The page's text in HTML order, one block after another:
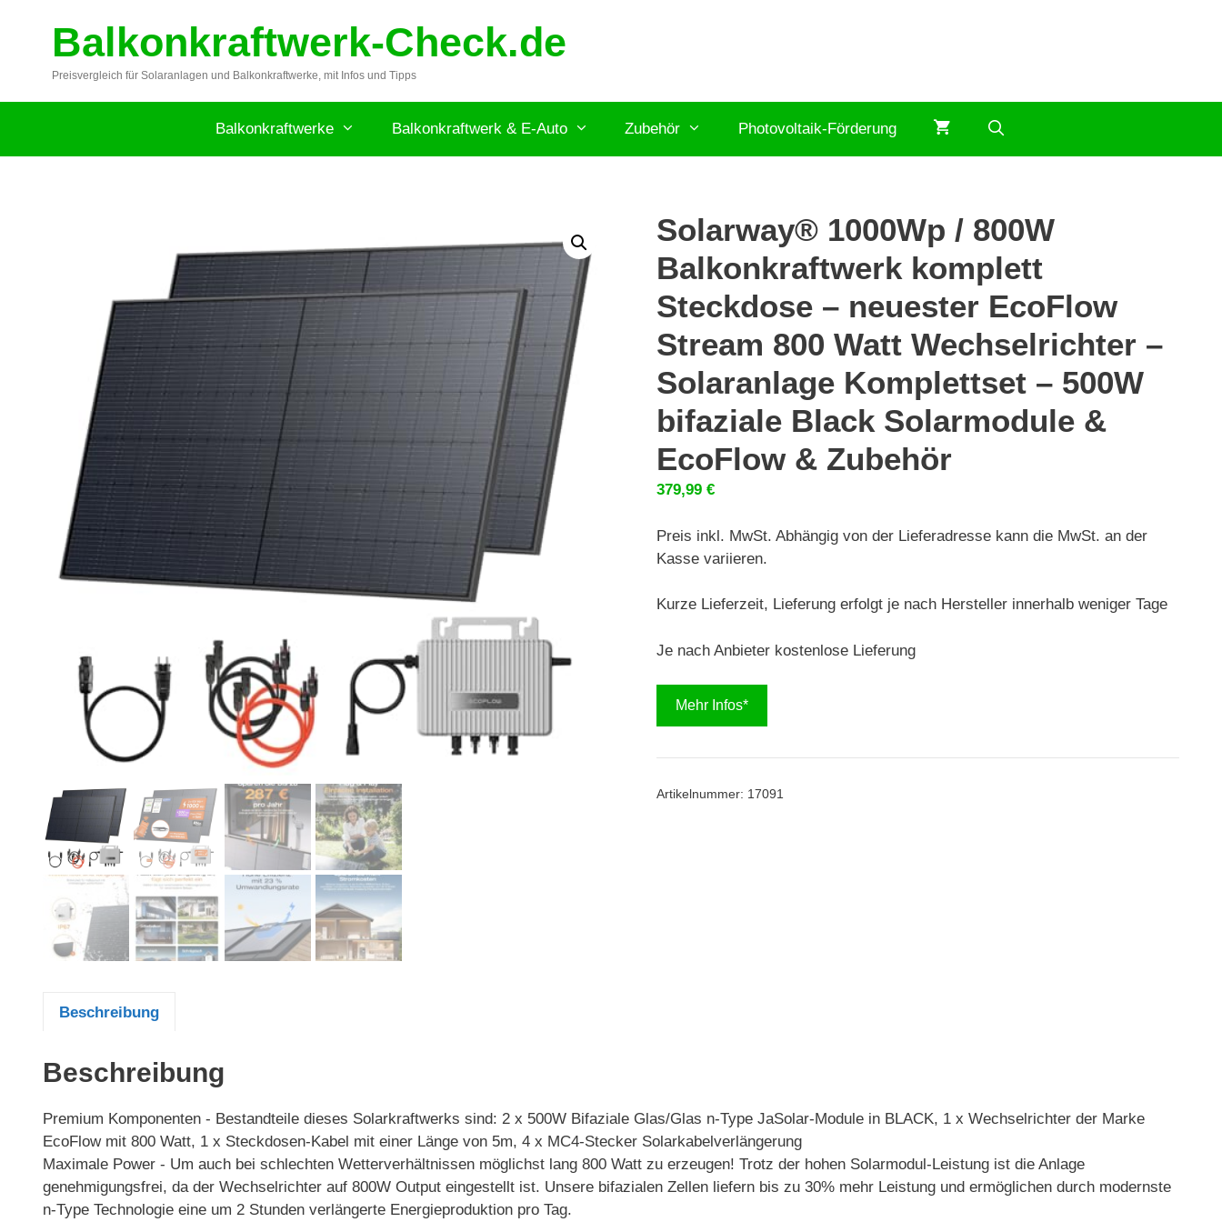
springenBalkonkraftwerk-Check.de
Preisvergleich für Solaranlagen und Balkonkraftwerke, mit Infos und Tipps
Balkonkraftwerke Balkonkraftwerk & E-Auto Zubehör Photovoltaik-Förderung
Solarway® 1000Wp / 800W
Balkonkraftwerk komplett
Steckdose – neuester EcoFlow
Stream 800 Watt Wechselrichter –
Solaranlage Komplettset – 500W
bifaziale Black Solarmodule &
EcoFlow & Zubehör
379,99 €
Preis inkl. MwSt. Abhängig von der Lieferadresse kann die MwSt. an der
Kasse variieren.
Kurze Lieferzeit, Lieferung erfolgt je nach Hersteller innerhalb weniger Tage
Je nach Anbieter kostenlose Lieferung
Mehr Infos*
Artikelnummer: 17091
Beschreibung
Beschreibung
Premium Komponenten - Bestandteile dieses Solarkraftwerks sind: 2 x 500W Bifaziale Glas/Glas n-Type JaSolar-Module in BLACK, 1 x Wechselrichter der Marke
EcoFlow mit 800 Watt, 1 x Steckdosen-Kabel mit einer Länge von 5m, 4 x MC4-Stecker Solarkabelverlängerung
Maximale Power - Um auch bei schlechten Wetterverhältnissen möglichst lang 800 Watt zu erzeugen! Trotz der hohen Solarmodul-Leistung ist die Anlage
genehmigungsfrei, da der Wechselrichter auf 800W Output eingestellt ist. Unsere bifazialen Zellen liefern bis zu 30% mehr Leistung und ermöglichen durch modernste
n-Type Technologie eine um 2 Stunden verlängerte Energieproduktion pro Tag.